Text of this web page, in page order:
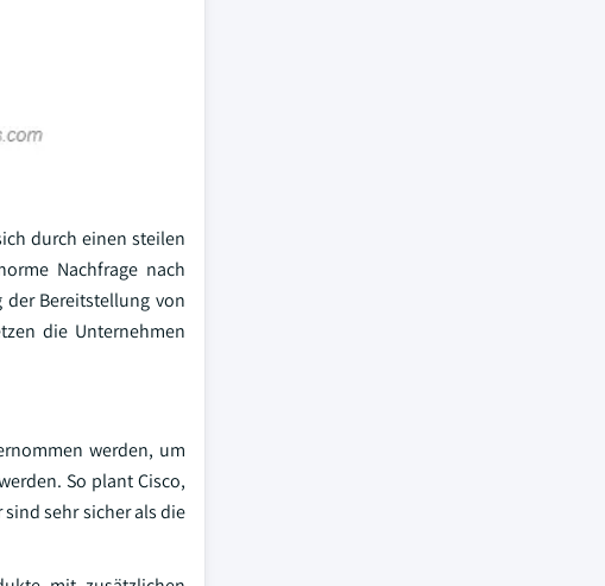
durch einen steilen
Nachfrage nach
Bereitstellung von
die Unternehmen
werden, um
So plant Cisco,
sehr sicher als die